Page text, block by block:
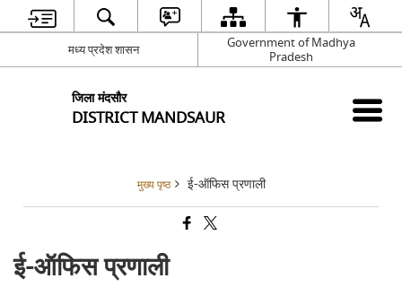
मध्य प्रदेश शासन
Government of Madhya
Pradesh
जिला मंदसौर
DISTRICT MANDSAUR
मुख्य पृष्ठ ई-ऑफिस प्रणाली
ई-ऑफिस प्रणाली